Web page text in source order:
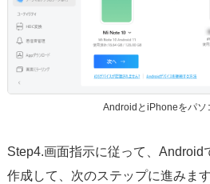
AndroidとiPhoneをパソ
Step4.画面指示に従って、Android
作成して、次のステップに進みます